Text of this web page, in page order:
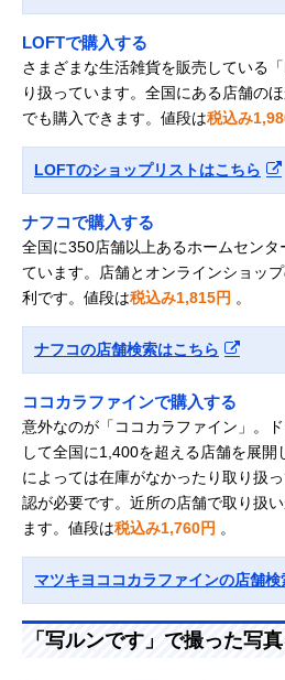
LOFTで購入する
さまざまな生活雑貨を販売している
り扱っています。全国にある店舗の
でも購入できます。値段は税込み
LOFTのショップリストはこちら
ナフコで購入する
全国に350店舗以上あるホームセンタ
ています。店舗とオンラインショッ
利です。値段は税込み1,815円 。
ナフコの店舗検索はこちら
ココカラファインで購入する
意外なのが「ココカラファイン」。
して全国に1,400を超える店舗を展
によっては在庫がなかったり取り扱
認が必要です。近所の店舗で取り扱
ます。値段は税込み1,760円 。
マツキヨココカラファインの店舗検
「写ルンです」で撮った写